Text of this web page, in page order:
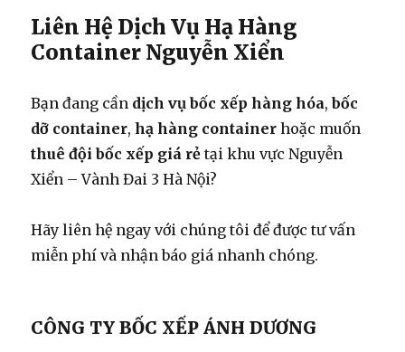
Liên Hệ Dịch Vụ Hạ Hàng
Container Nguyễn Xiển
Bạn đang cần dịch vụ bốc xếp hàng hóa,bốc
dỡ container,hạ hàng container hoặc muốn
thuê đội bốc xếp giá rẻ tại khu vực Nguyễn
Xiển – Vành Đai 3 Hà Nội?
Hãy liên hệ ngay với chúng tôi để được tư vấn
miễn phí và nhận báo giá nhanh chóng.
CÔNG TY BỐC XẾP ÁNH DƯƠNG